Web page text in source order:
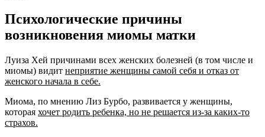
Психологические причины
возникновения миомы матки
Луиза Хей причинами всех женских болезней (в том числе и
миомы) видит неприятие женщины самой себя и отказ от
женского начала в себе.
Миома, по мнению Лиз Бурбо, развивается у женщины,
которая хочет родить ребенка, но не решается из-за каких-то
страхов.